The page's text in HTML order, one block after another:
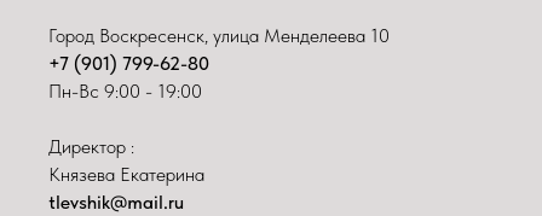
Город Воскресенск, улица Менделеева 10
+7 (901) 799-62-80
Пн-Вс 9:00 - 19:00
Директор :
Князева Екатерина
tlevshik@mail.ru